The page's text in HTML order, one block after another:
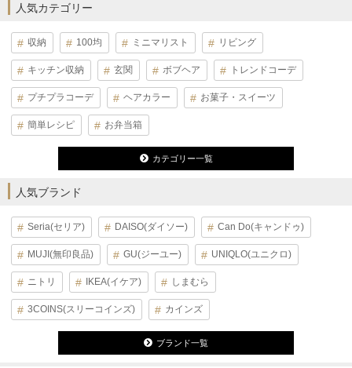
人気カテゴリー
収納 100均 ミニマリスト リビング
キッチン収納 玄関 ボブヘア トレンドコーデ
プチプラコーデ ヘアカラー お菓子・スイーツ
簡単レシピ お弁当箱
カテゴリー一覧
人気ブランド
Seria(セリア) DAISO(ダイソー) Can Do(キャンドゥ)
MUJI(無印良品) GU(ジーユー) UNIQLO(ユニクロ)
ニトリ IKEA(イケア) しまむら
3COINS(スリーコインズ) カインズ
ブランド一覧